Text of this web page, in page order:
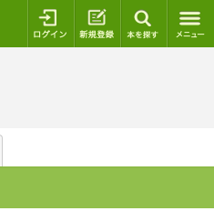
ログイン 新規登録